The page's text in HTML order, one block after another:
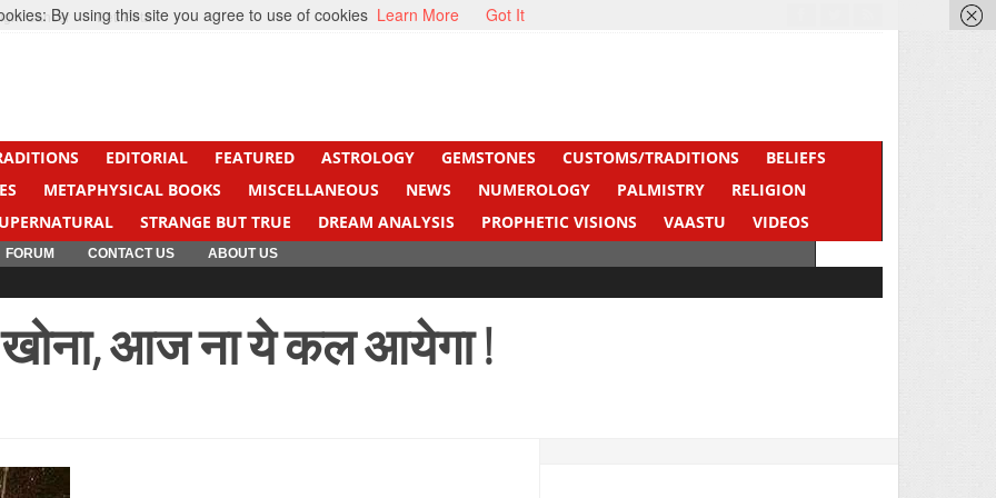
Cancer Beti Beta
EDITORIAL FEATURED ASTROLOGY GEMSTONES CUSTOMS/TRADITIONS
BELIEFS
METAPHYSICAL BOOKS MISCELLANEOUS NEWS NUMEROLOGY PALMISTRY
RELIGION
STRANGE BUT TRUE DREAM ANALYSIS PROPHETIC VISIONS VAASTU
VIDEOS
FORUM CONTACT US ABOUT US
आज ना ये कल आयेगा !
By using this site you agree to use of cookies Learn More Got It